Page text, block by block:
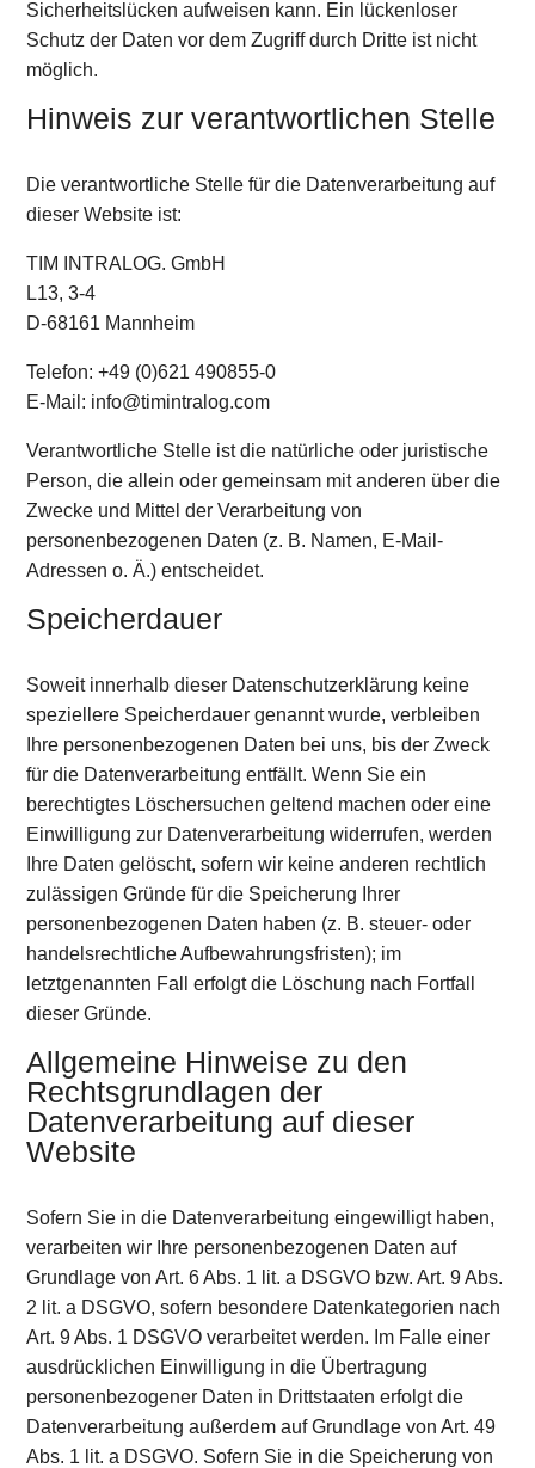
Sicherheitslücken aufweisen kann. Ein lückenloser
Schutz der Daten vor dem Zugriff durch Dritte ist nicht
möglich.
Hinweis zur verantwortlichen Stelle
Die verantwortliche Stelle für die Datenverarbeitung auf
dieser Website ist:
TIM INTRALOG. GmbH
L13, 3-4
D-68161 Mannheim
Telefon: +49 (0)621 490855-0
E-Mail: info@timintralog.com
Verantwortliche Stelle ist die natürliche oder juristische
Person, die allein oder gemeinsam mit anderen über die
Zwecke und Mittel der Verarbeitung von
personenbezogenen Daten (z. B. Namen, E-Mail-
Adressen o. Ä.) entscheidet.
Speicherdauer
Soweit innerhalb dieser Datenschutzerklärung keine
speziellere Speicherdauer genannt wurde, verbleiben
Ihre personenbezogenen Daten bei uns, bis der Zweck
für die Datenverarbeitung entfällt. Wenn Sie ein
berechtigtes Löschersuchen geltend machen oder eine
Einwilligung zur Datenverarbeitung widerrufen, werden
Ihre Daten gelöscht, sofern wir keine anderen rechtlich
zulässigen Gründe für die Speicherung Ihrer
personenbezogenen Daten haben (z. B. steuer- oder
handelsrechtliche Aufbewahrungsfristen); im
letztgenannten Fall erfolgt die Löschung nach Fortfall
dieser Gründe.
Allgemeine Hinweise zu den
Rechtsgrundlagen der
Datenverarbeitung auf dieser
Website
Sofern Sie in die Datenverarbeitung eingewilligt haben,
verarbeiten wir Ihre personenbezogenen Daten auf
Grundlage von Art. 6 Abs. 1 lit. a DSGVO bzw. Art. 9 Abs.
2 lit. a DSGVO, sofern besondere Datenkategorien nach
Art. 9 Abs. 1 DSGVO verarbeitet werden. Im Falle einer
ausdrücklichen Einwilligung in die Übertragung
personenbezogener Daten in Drittstaaten erfolgt die
Datenverarbeitung außerdem auf Grundlage von Art. 49
Abs. 1 lit. a DSGVO. Sofern Sie in die Speicherung von